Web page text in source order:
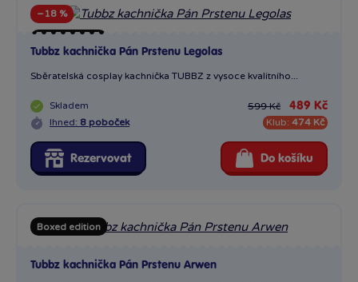
−18 %
Tubbz kachnička Pán Prstenu Legolas
Sběratelská cosplay kachnička TUBBZ z vysoce kvalitního...
Skladem
Ihned: 8 poboček
599 Kč 489 Kč
Klub: 474 Kč
Rezervovat Do košíku
Boxed edition
Tubbz kachnička Pán Prstenu Arwen